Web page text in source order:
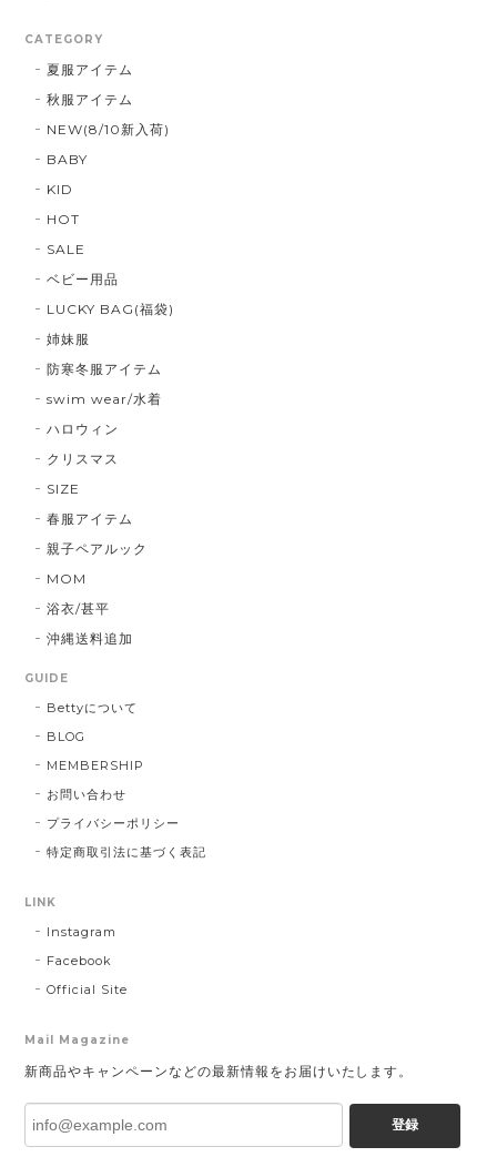
CATEGORY
夏服アイテム
秋服アイテム
NEW(8/10新入荷)
BABY
KID
HOT
SALE
ベビー用品
LUCKY BAG(福袋)
姉妹服
防寒冬服アイテム
swim wear/水着
ハロウィン
クリスマス
SIZE
春服アイテム
親子ペアルック
MOM
浴衣/甚平
沖縄送料追加
GUIDE
Bettyについて
BLOG
MEMBERSHIP
お問い合わせ
プライバシーポリシー
特定商取引法に基づく表記
LINK
Instagram
Facebook
Official Site
Mail Magazine
新商品やキャンペーンなどの最新情報をお届けいたします。
登録